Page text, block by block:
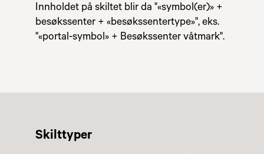
Innholdet på skiltet blir da "«symbol(er)» +
besøkssenter + «besøkssentertype»", eks.
"«portal-symbol» + Besøkssenter våtmark".
Skilttyper